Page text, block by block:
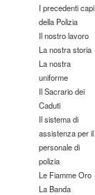
I precedenti capi
della Polizia
Il nostro lavoro
La nostra storia
La nostra
uniforme
Il Sacrario dei
Caduti
Il sistema di
assistenza per il
personale di
polizia
Le Fiamme Oro
La Banda